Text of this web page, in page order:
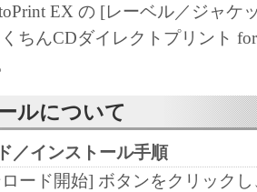
EX の [レーベル／ジャケ
ちんCDダイレクトプリント
ルについて
／インストール手順
ード開始] ボタンをクリック